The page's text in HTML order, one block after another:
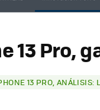
13 Pro,
13 PRO, ANÁLISIS: